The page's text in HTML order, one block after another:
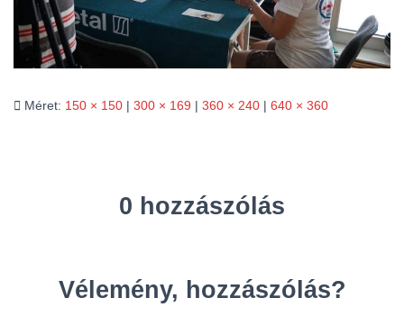
S
O
L
Á
Méret: 150 × 150 | 300 × 169 | 360 × 240 | 640 × 360
0 hozzászólás
Vélemény, hozzászólás?